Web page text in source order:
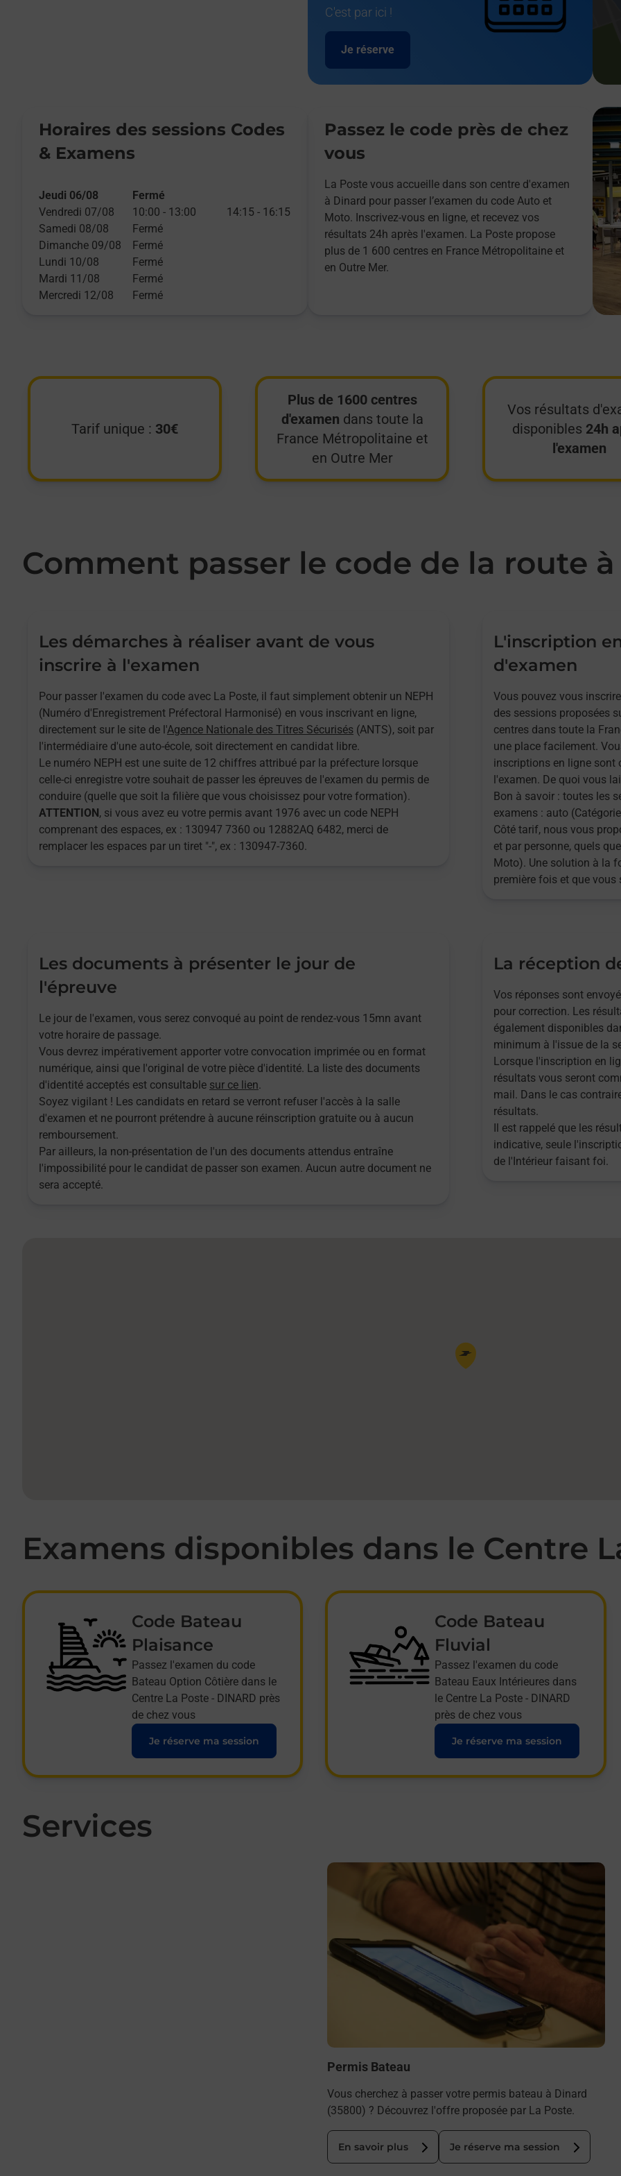
C'est par ici !
Je réserve
Horaires des sessions Codes
& Examens
Jeudi 06/08
Fermé
Vendredi 07/08
10:00 - 13:00 14:15 - 16:15
Samedi 08/08
Fermé
Dimanche 09/08
Fermé
Lundi 10/08
Fermé
Mardi 11/08
Fermé
Mercredi 12/08
Fermé
Passez le code près de chez
vous
La Poste vous accueille dans son centre d'examen
à Dinard pour passer l’examen du code Auto et
Moto. Inscrivez-vous en ligne, et recevez vos
résultats 24h après l'examen. La Poste propose
plus de 1 600 centres en France Métropolitaine et
en Outre Mer.
Tarif unique : 30€
Plus de 1600 centres
d'examen dans toute la
France Métropolitaine et
en Outre Mer
Vos résultats
disponibles 24h
l'examen
Comment passer le code de la route
Les démarches à réaliser avant de vous
inscrire à l'examen
Pour passer l'examen du code avec La Poste, il faut simplement obtenir un NEPH
(Numéro d'Enregistrement Préfectoral Harmonisé) en vous inscrivant en ligne,
directement sur le site de l'Agence Nationale des Titres Sécurisés (ANTS), soit par
l'intermédiaire d'une auto-école, soit directement en candidat libre.
Le numéro NEPH est une suite de 12 chiffres attribué par la préfecture lorsque
celle-ci enregistre votre souhait de passer les épreuves de l'examen du permis de
conduire (quelle que soit la filière que vous choisissez pour votre formation).
ATTENTION, si vous avez eu votre permis avant 1976 avec un code NEPH
comprenant des espaces, ex : 130947 7360 ou 12882AQ 6482, merci de
remplacer les espaces par un tiret "-", ex : 130947-7360.
L'inscription
d'examen
Vous pouvez vous
des sessions proposées
centres dans toute la
une place facilement.
inscriptions en ligne sont
l'examen. De quoi vous
Bon à savoir : toutes les
examens : auto
Côté tarif, nous vous
et par personne, quels
Moto). Une solution à la
première fois et que vous
Les documents à présenter le jour de
l'épreuve
Le jour de l'examen, vous serez convoqué au point de rendez-vous 15mn avant
votre horaire de passage.
Vous devrez impérativement apporter votre convocation imprimée ou en format
numérique, ainsi que l'original de votre pièce d'identité. La liste des documents
d'identité acceptés est consultable sur ce lien.
Soyez vigilant ! Les candidats en retard se verront refuser l'accès à la salle
d'examen et ne pourront prétendre à aucune réinscription gratuite ou à aucun
remboursement.
Par ailleurs, la non-présentation de l'un des documents attendus entraîne
l'impossibilité pour le candidat de passer son examen. Aucun autre document ne
sera accepté.
La réception
Vos réponses sont
pour correction. Les
également disponibles
minimum à l'issue de la
Lorsque l'inscription en
résultats vous seront
mail. Dans le cas
résultats.
Il est rappelé que les
indicative, seule
de l'Intérieur faisant foi.
Pin de la carte
Examens disponibles dans le Centre
Code Bateau
Plaisance
Passez l'examen du code
Bateau Option Côtière dans le
Centre La Poste - DINARD près
de chez vous
Je réserve ma session
Code Bateau
Fluvial
Passez l'examen du code
Bateau Eaux Intérieures dans
le Centre La Poste - DINARD
près de chez vous
Je réserve ma session
Services
En savoir plus
Permis Bateau
Vous cherchez à passer votre permis bateau à Dinard
(35800) ? Découvrez l'offre proposée par La Poste.
En savoir plus Je réserve ma session